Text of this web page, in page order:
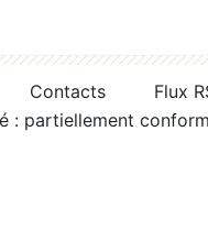
Contacts
Flux
: partiellement